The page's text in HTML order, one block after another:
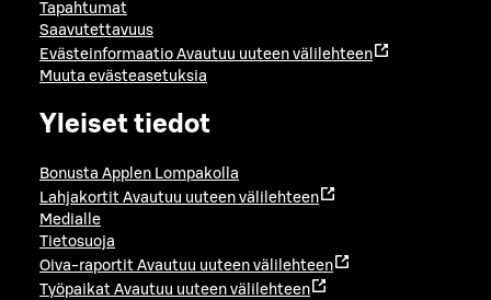
Tapahtumat
Saavutettavuus
Evästeinformaatio Avautuu uuteen välilehteen
Muuta evästeasetuksia
Yleiset tiedot
Bonusta Applen Lompakolla
Lahjakortit Avautuu uuteen välilehteen
Medialle
Tietosuoja
Oiva-raportit Avautuu uuteen välilehteen
Työpaikat Avautuu uuteen välilehteen